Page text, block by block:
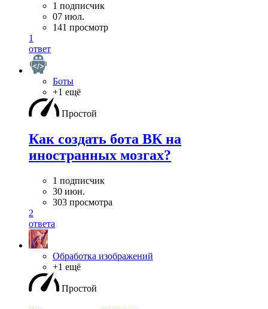
1 подписчик
07 июл.
141 просмотр
1
ответ
Боты
+1 ещё
Простой
Как создать бота ВК на
иностранных мозгах?
1 подписчик
30 июн.
303 просмотра
2
ответа
Обработка изображений
+1 ещё
Простой